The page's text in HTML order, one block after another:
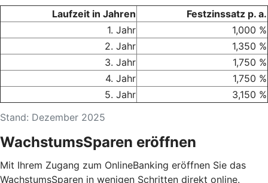
Stand: Dezember 2025
Laufzeit in Jahren
Festzinssatz p. a.
1. Jahr
1,000 %
2. Jahr
1,350 %
3. Jahr
1,750 %
4. Jahr
1,750 %
5. Jahr
3,150 %
WachstumsSparen eröffnen
Mit Ihrem Zugang zum OnlineBanking eröffnen Sie das
WachstumsSparen in wenigen Schritten direkt online.